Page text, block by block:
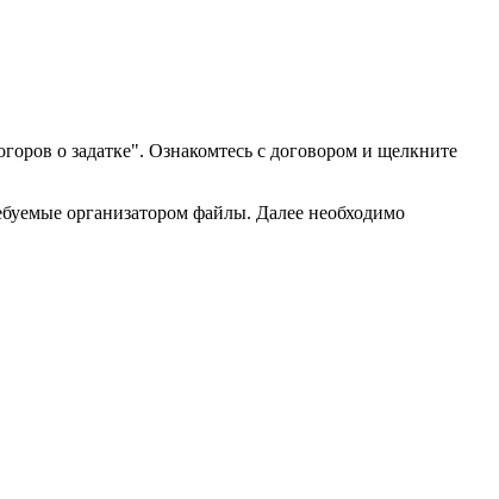
о задатке". Ознакомтесь с договором и щелкните
организатором файлы. Далее необходимо